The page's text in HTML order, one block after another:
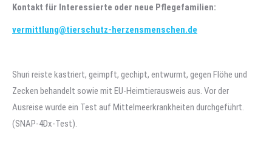
Kontakt für Interessierte oder neue Pflegefamilien:
vermittlung@tierschutz-herzensmenschen.de
Shuri reiste kastriert, geimpft, gechipt, entwurmt, gegen Flöhe und
Zecken behandelt sowie mit EU-Heimtierausweis aus. Vor der
Ausreise wurde ein Test auf Mittelmeerkrankheiten durchgeführt.
(SNAP-4Dx-Test).